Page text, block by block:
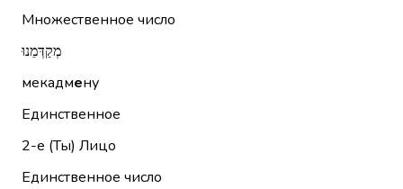
Множественное число
מְקַדְּמֵנוּ
мекадмену
Единственное
2-е (Ты) Лицо
Единственное число